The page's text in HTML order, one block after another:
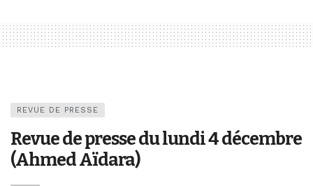
REVUE DE PRESSE
Revue de presse du lundi 4 décembre
(Ahmed Aïdara)